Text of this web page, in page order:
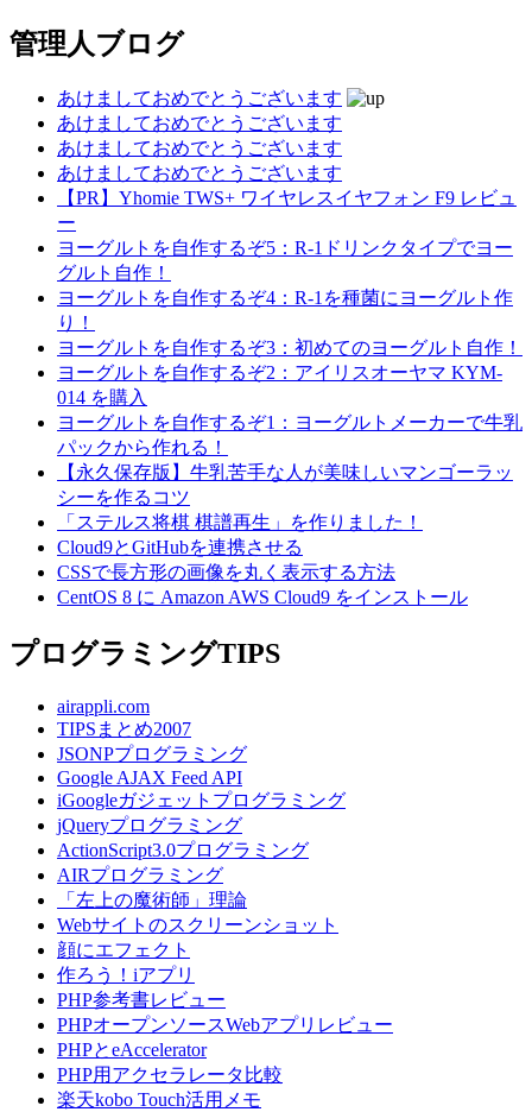
管理人ブログ
あけましておめでとうございます
あけましておめでとうございます
あけましておめでとうございます
あけましておめでとうございます
【PR】Yhomie TWS+ ワイヤレスイヤフォン F9 レビュ
ー
ヨーグルトを自作するぞ5：R-1ドリンクタイプでヨー
グルト自作！
ヨーグルトを自作するぞ4：R-1を種菌にヨーグルト作
り！
ヨーグルトを自作するぞ3：初めてのヨーグルト自作！
ヨーグルトを自作するぞ2：アイリスオーヤマ KYM-
014 を購入
ヨーグルトを自作するぞ1：ヨーグルトメーカーで牛乳
パックから作れる！
【永久保存版】牛乳苦手な人が美味しいマンゴーラッ
シーを作るコツ
「ステルス将棋 棋譜再生」を作りました！
Cloud9とGitHubを連携させる
CSSで長方形の画像を丸く表示する方法
CentOS 8 に Amazon AWS Cloud9 をインストール
プログラミングTIPS
airappli.com
TIPSまとめ2007
JSONPプログラミング
Google AJAX Feed API
iGoogleガジェットプログラミング
jQueryプログラミング
ActionScript3.0プログラミング
AIRプログラミング
「左上の魔術師」理論
Webサイトのスクリーンショット
顔にエフェクト
作ろう！iアプリ
PHP参考書レビュー
PHPオープンソースWebアプリレビュー
PHPとeAccelerator
PHP用アクセラレータ比較
楽天kobo Touch活用メモ